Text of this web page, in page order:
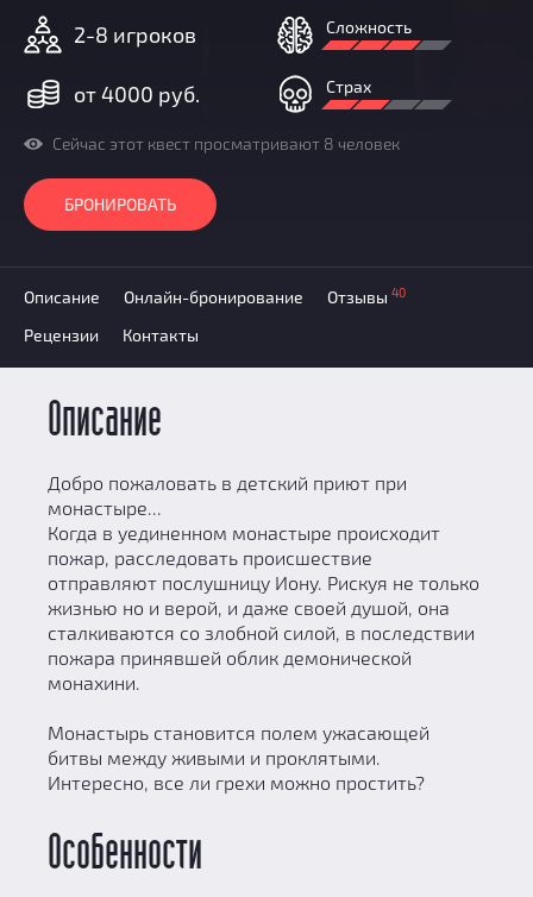
Добавить квест
2-8 игроков
от 4000 руб.
Сложность
Страх
Сейчас этот квест просматривают 8 человек
БРОНИРОВАТЬ
Описание Онлайн-бронирование Отзывы 40
Рецензии Контакты
Описание
Добро пожаловать в детский приют при
монастыре...
Когда в уединенном монастыре происходит
пожар, расследовать происшествие
отправляют послушницу Иону. Рискуя не только
жизнью но и верой, и даже своей душой, она
сталкиваются со злобной силой, в последствии
пожара принявшей облик демонической
монахини.
Монастырь становится полем ужасающей
битвы между живыми и проклятыми.
Интересно, все ли грехи можно простить?
Особенности